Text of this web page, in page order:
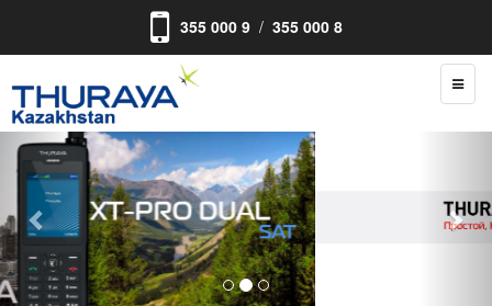
355 000 9/ 355 000 8
Previous